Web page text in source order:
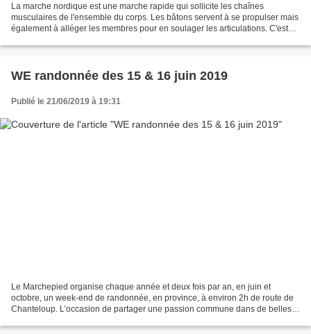
La marche nordique est une marche rapide qui sollicite les chaînes
musculaires de l'ensemble du corps. Les bâtons servent à se propulser mais
également à alléger les membres pour en soulager les articulations. C'est
WE randonnée des 15 & 16 juin 2019
Publié le 21/06/2019 à 19:31
Le Marchepied organise chaque année et deux fois par an, en juin et
octobre, un week-end de randonnée, en province, à environ 2h de route de
Chanteloup. L’occasion de partager une passion commune dans de belles